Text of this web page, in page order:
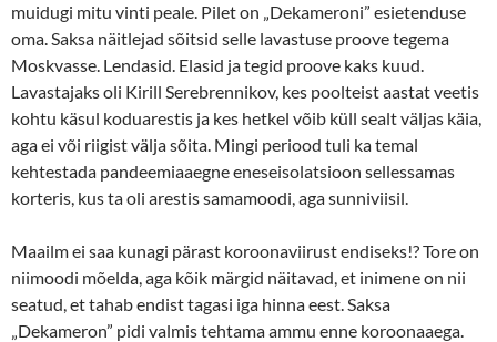
muidugi mitu vinti peale. Pilet on „Dekameroni” esietenduse
oma. Saksa näitlejad sõitsid selle lavastuse proove tegema
Moskvasse. Lendasid. Elasid ja tegid proove kaks kuud.
Lavastajaks oli Kirill Serebrennikov, kes poolteist aastat veetis
kohtu käsul koduarestis ja kes hetkel võib küll sealt väljas käia,
aga ei või riigist välja sõita. Mingi periood tuli ka temal
kehtestada pandeemiaaegne eneseisolatsioon sellessamas
korteris, kus ta oli arestis samamoodi, aga sunniviisil.
Maailm ei saa kunagi pärast koroonaviirust endiseks!? Tore on
niimoodi mõelda, aga kõik märgid näitavad, et inimene on nii
seatud, et tahab endist tagasi iga hinna eest. Saksa
„Dekameron” pidi valmis tehtama ammu enne koroonaaega.